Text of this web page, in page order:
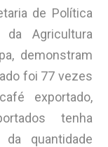
de Política
Agricultura
demonstram
foi 77 vezes
exportado,
tenha
da quantidade